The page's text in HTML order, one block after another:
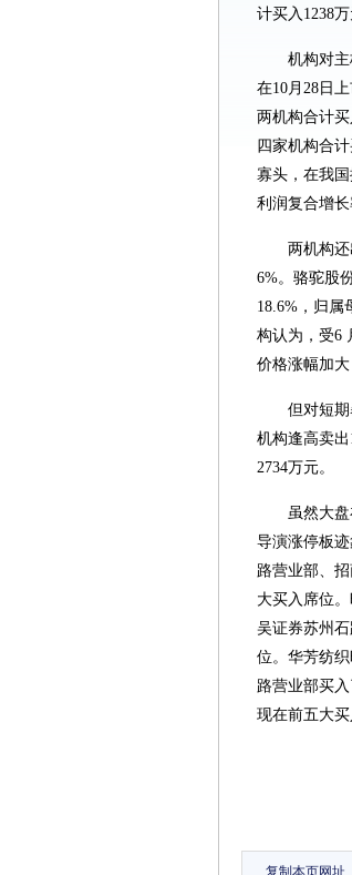
计买入1238万
机构对
在10月28日
两机构合计
四家机构合
寡头，在我
利润复合增长
两机构
6%。骆驼股
18.6%，归属
构认为，受6
价格涨幅加
但对短
机构逢高卖
2734万元。
虽然大
导演涨停板
路营业部、
大买入席位
吴证券苏州
位。华芳纺
路营业部买
现在前五大买
复制本页网址